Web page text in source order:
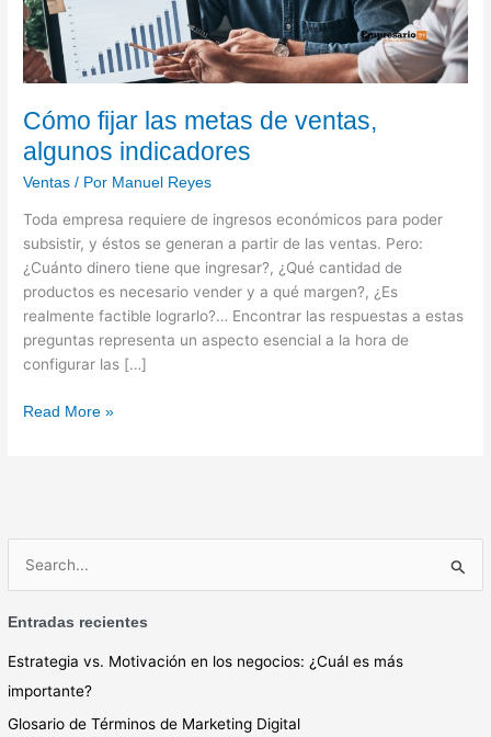
s
c
a
r
Entradas recientes
Estrategia vs. Motivación en los negocios: ¿Cuál es más
importante?
Glosario de Términos de Marketing Digital
Cómo fijar las metas de ventas,
algunos indicadores
Ventas / Por Manuel Reyes
Toda empresa requiere de ingresos económicos para poder
subsistir, y éstos se generan a partir de las ventas. Pero:
¿Cuánto dinero tiene que ingresar?, ¿Qué cantidad de
productos es necesario vender y a qué margen?, ¿Es
realmente factible lograrlo?… Encontrar las respuestas a estas
preguntas representa un aspecto esencial a la hora de
configurar las […]
Read More »